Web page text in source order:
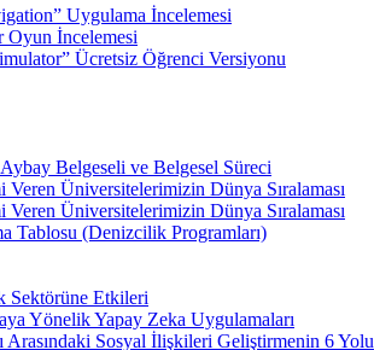
Uygulama İncelemesi
Oyun İncelemesi
Ücretsiz Öğrenci Versiyonu
Belgeseli ve Belgesel Süreci
Üniversitelerimizin Dünya Sıralaması
Üniversitelerimizin Dünya Sıralaması
Tablosu (Denizcilik Programları)
Etkileri
Yönelik Yapay Zeka Uygulamaları
Arasındaki Sosyal İlişkileri Geliştirmenin 6 Yolu